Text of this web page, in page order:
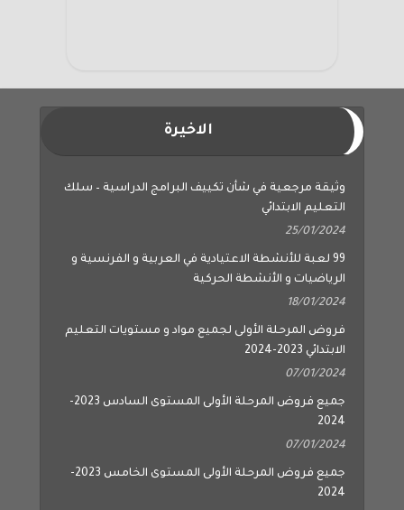
الاخيرة
وثيقة مرجعية في شأن تكييف البرامج الدراسية – سلك
التعليم الابتدائي
25/01/2024
99 لعبة للأنشطة الاعتيادية في العربية و الفرنسية و
الرياضيات و الأنشطة الحركية
18/01/2024
فروض المرحلة الأولى لجميع مواد و مستويات التعليم
الابتدائي 2023-2024
07/01/2024
جميع فروض المرحلة الأولى المستوى السادس 2023-
2024
07/01/2024
جميع فروض المرحلة الأولى المستوى الخامس 2023-
2024